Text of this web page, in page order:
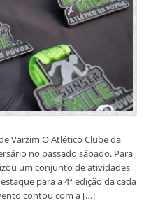
Varzim O Atlético Clube da
no passado sábado. Para
um conjunto de atividades
para a 4ª edição da cada
contou com a […]